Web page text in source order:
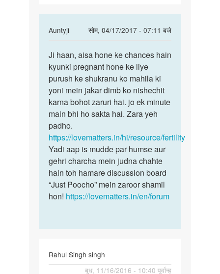
Auntyji
सोम, 04/17/2017 - 07:11 बजे
In
to
aggar
aadmi
cheti
discharge
by
randeep
singh
Ji
haan,
aisa
hone
ke
chances
Ji haan, aisa hone ke chances hain
kyunki pregnant hone ke liye
purush ke shukranu ko mahila ki
yoni mein jakar dimb ko nishechit
karna bohot zaruri hai. jo ek minute
main bhi ho sakta hai. Zara yeh
padho.
https://lovematters.in/hi/resource/fertility
Yadi aap is mudde par humse aur
gehri charcha mein judna chahte
hain toh hamare discussion board
“Just Poocho” mein zaroor shamil
hon! https://lovematters.in/en/forum
Rahul Singh singh
बुध, 11/16/2016 - 10:40 पूर्वान्ह